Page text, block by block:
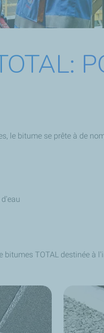
le bitume se prête à de
TOTAL destinée à